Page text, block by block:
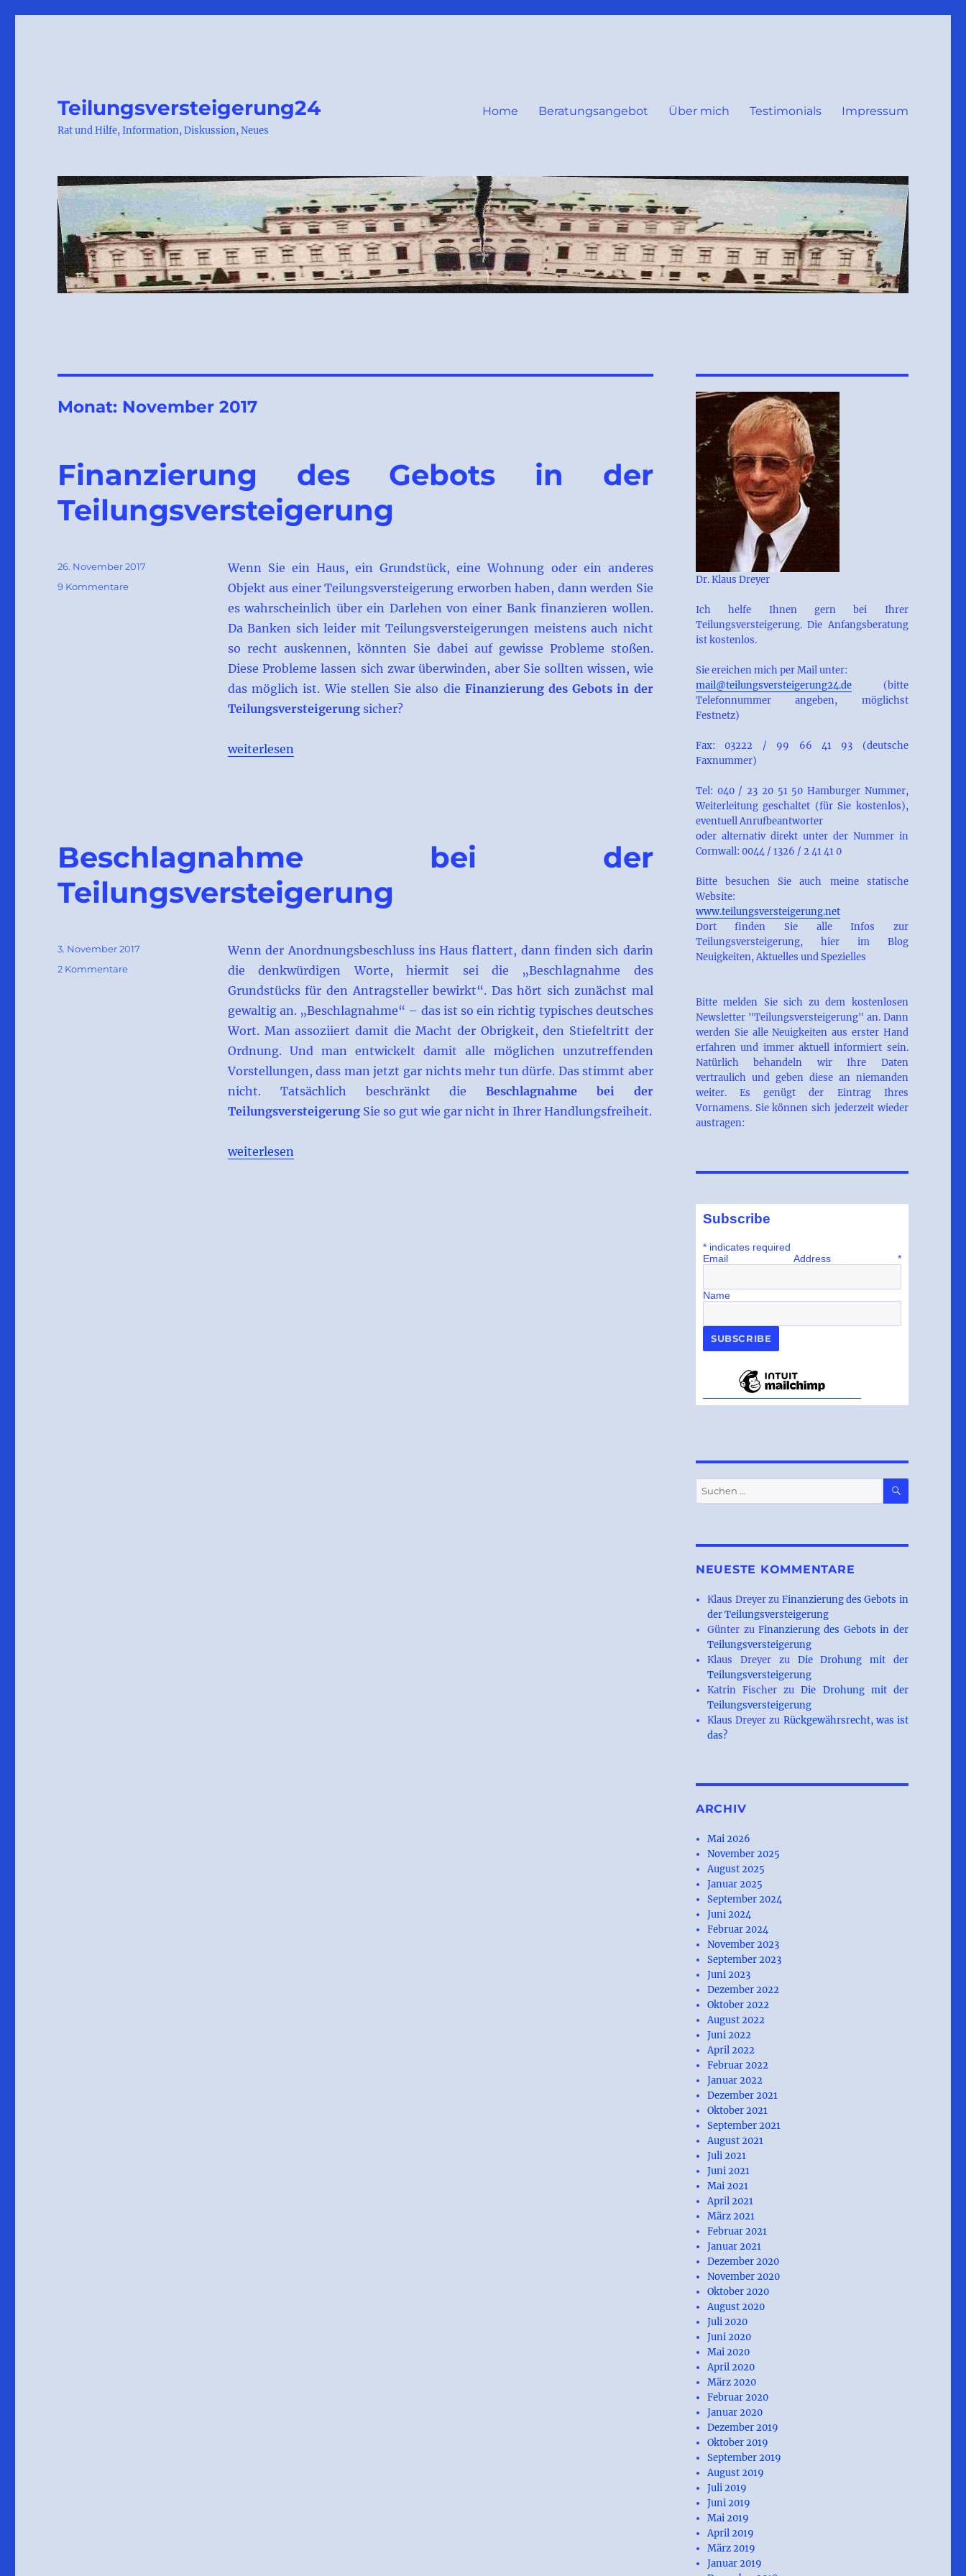
Teilungsversteigerung24
Rat und Hilfe, Information, Diskussion, Neues
Home Beratungsangebot Über mich Testimonials Impressum
Monat: November 2017
Finanzierung des Gebots in der
Teilungsversteigerung
Wenn Sie ein Haus, ein Grundstück, eine Wohnung oder ein anderes
Objekt aus einer Teilungsversteigerung erworben haben, dann werden Sie
es wahrscheinlich über ein Darlehen von einer Bank finanzieren wollen.
Da Banken sich leider mit Teilungsversteigerungen meistens auch nicht
so recht auskennen, könnten Sie dabei auf gewisse Probleme stoßen.
Diese Probleme lassen sich zwar überwinden, aber Sie sollten wissen, wie
das möglich ist. Wie stellen Sie also die Finanzierung des Gebots in der
Teilungsversteigerungsicher?
„Finanzierung des Gebots in der Teilungsversteigerung“
weiterlesen
Veröffentlicht
am
26. November 2017
9 Kommentarezu
Teilungsversteigerung
Beschlagnahme bei der
Teilungsversteigerung
Wenn der Anordnungsbeschluss ins Haus flattert, dann finden sich darin
die denkwürdigen Worte, hiermit sei die „Beschlagnahme des
Grundstücks für den Antragsteller bewirkt“. Das hört sich zunächst mal
gewaltig an. „Beschlagnahme“ – das ist so ein richtig typisches deutsches
Wort. Man assoziiert damit die Macht der Obrigkeit, den Stiefeltritt der
Ordnung. Und man entwickelt damit alle möglichen unzutreffenden
Vorstellungen, dass man jetzt gar nichts mehr tun dürfe. Das stimmt aber
nicht. Tatsächlich beschränkt dieBeschlagnahme bei der
TeilungsversteigerungSie so gut wie gar nicht in Ihrer Handlungsfreiheit.
„Beschlagnahme bei der Teilungsversteigerung“
weiterlesen
Veröffentlicht
am
3. November 2017
2 Kommentarezu
Teilungsversteigerung
Dr. Klaus Dreyer
Ich helfe Ihnen gern bei Ihrer
Teilungsversteigerung. Die Anfangsberatung
ist kostenlos.
Sie ereichen mich per Mail unter:
mail@teilungsversteigerung24.de(bitte
Telefonnummer angeben, möglichst
Festnetz)
Fax: 03222 / 99 66 41 93 (deutsche
Faxnummer)
Tel: 040 / 23 20 51 50 Hamburger Nummer,
Weiterleitung geschaltet (für Sie kostenlos),
eventuell Anrufbeantworter
oder alternativ direkt unter der Nummer in
Cornwall: 0044 / 1326 / 2 41 41 0
Bitte besuchen Sie auch meine statische
Website:
www.teilungsversteigerung.net
Dort finden Sie alle Infos zur
Teilungsversteigerung, hier im Blog
Neuigkeiten, Aktuelles und Spezielles
Bitte melden Sie sich zu dem kostenlosen
Newsletter "Teilungsversteigerung" an. Dann
werden Sie alle Neuigkeiten aus erster Hand
erfahren und immer aktuell informiert sein.
Natürlich behandeln wir Ihre Daten
vertraulich und geben diese an niemanden
weiter. Es genügt der Eintrag Ihres
Vornamens. Sie können sich jederzeit wieder
austragen:
Subscribe
*indicates required
Email Address *
Name
Suchen
nach:
SUCHEN
NEUESTE KOMMENTARE
Klaus Dreyerzu Finanzierung des Gebots in
der Teilungsversteigerung
Günter zuFinanzierung des Gebots in der
Teilungsversteigerung
Klaus Dreyerzu Die Drohung mit der
Teilungsversteigerung
Katrin Fischer zuDie Drohung mit der
Teilungsversteigerung
Klaus Dreyer zu Rückgewährsrecht, was ist
das?
ARCHIV
Mai 2026
November 2025
August 2025
Januar 2025
September 2024
Juni 2024
Februar 2024
November 2023
September 2023
Juni 2023
Dezember 2022
Oktober 2022
August 2022
Juni 2022
April 2022
Februar 2022
Januar 2022
Dezember 2021
Oktober 2021
September 2021
August 2021
Juli 2021
Juni 2021
Mai 2021
April 2021
März 2021
Februar 2021
Januar 2021
Dezember 2020
November 2020
Oktober 2020
August 2020
Juli 2020
Juni 2020
Mai 2020
April 2020
März 2020
Februar 2020
Januar 2020
Dezember 2019
Oktober 2019
September 2019
August 2019
Juli 2019
Juni 2019
Mai 2019
April 2019
März 2019
Januar 2019